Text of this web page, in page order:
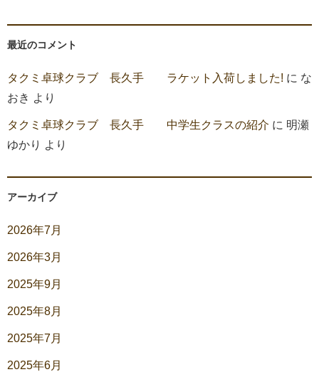
最近のコメント
タクミ卓球クラブ 長久手 ラケット入荷しました! に な
おき より
タクミ卓球クラブ 長久手 中学生クラスの紹介 に 明瀬
ゆかり より
アーカイブ
2026年7月
2026年3月
2025年9月
2025年8月
2025年7月
2025年6月